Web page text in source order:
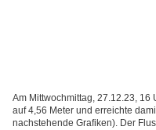
Am Mittwochmittag, 27.12.23, 16
auf 4,56 Meter und erreichte
nachstehende Grafiken). Der